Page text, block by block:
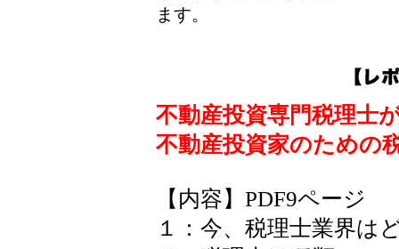
ます。
不動産投資専門税理士
不動産投資家のための
【内容】PDF9ページ
１：今、税理士業界は